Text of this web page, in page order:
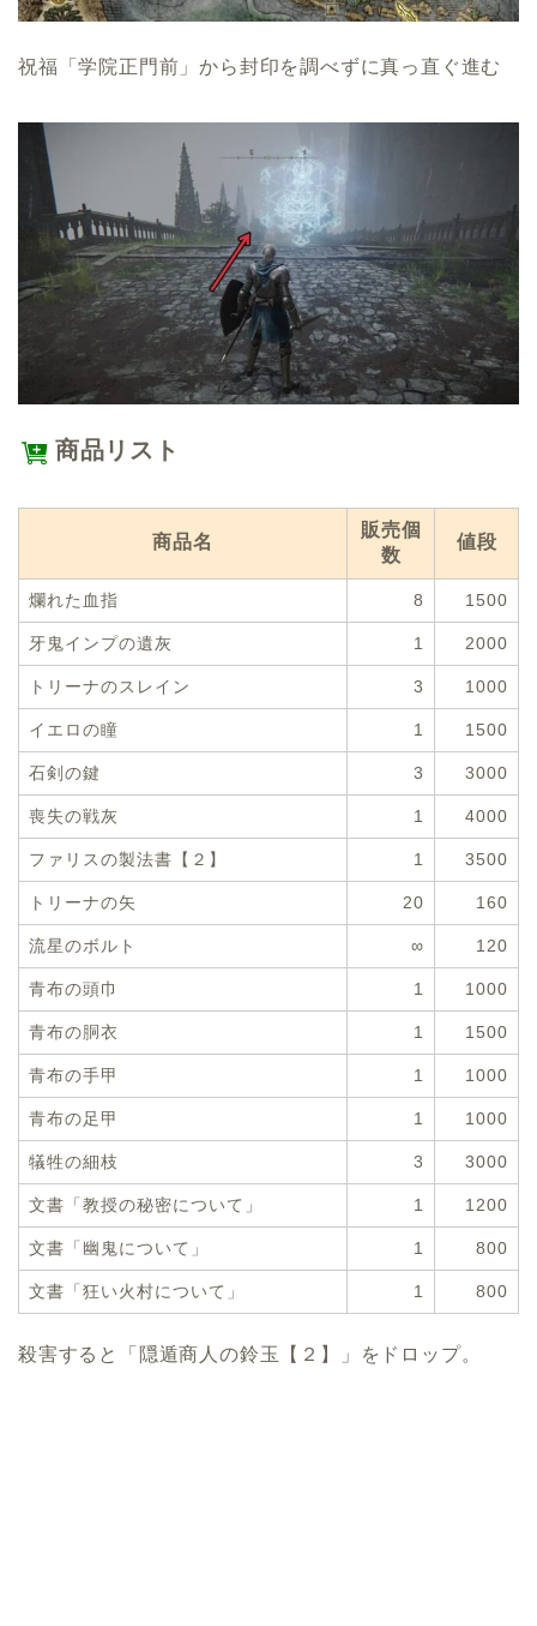
祝福「学院正門前」から封印を調べずに真っ直ぐ進む
商品リスト
商品名
販売個
数
値段
爛れた血指 8 1500
牙鬼インプの遺灰 1 2000
トリーナのスレイン 3 1000
イエロの瞳 1 1500
石剣の鍵 3 3000
喪失の戦灰 1 4000
ファリスの製法書【２】 1 3500
トリーナの矢 20 160
流星のボルト ∞ 120
青布の頭巾 1 1000
青布の胴衣 1 1500
青布の手甲 1 1000
青布の足甲 1 1000
犠牲の細枝 3 3000
文書「教授の秘密について」 1 1200
文書「幽鬼について」 1 800
文書「狂い火村について」 1 800
殺害すると「隠遁商人の鈴玉【２】」をドロップ。